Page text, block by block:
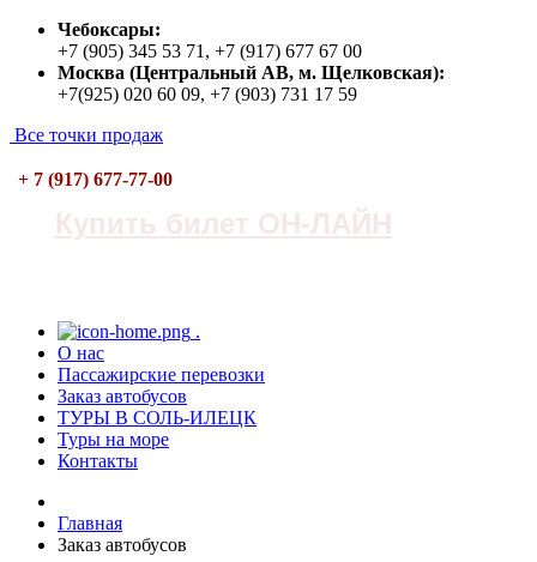
Чебоксары:
+7 (905) 345 53 71, +7 (917) 677 67 00
Москва (Центральный АВ, м. Щелковская):
+7(925) 020 60 09, +7 (903) 731 17 59
Все точки продаж
+ 7 (917) 677-77-00
Купить билет ОН-ЛАЙН
.
О нас
Пасcажирские перевозки
Заказ автобусов
ТУРЫ В СОЛЬ-ИЛЕЦК
Туры на море
Контакты
Главная
Заказ автобусов